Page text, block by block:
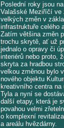
Poslední roky jsou
Valašské Meziříčí ve
velkých změn v
infrastruktuře celého
Zatím většina změn
trochu skrytě, ať už
jednalo o opravy či
interiérů nebo proto,
skryta za hradbou
velkou změnou bylo
nového objektu
kreativního centra
Tyla a nyní se
další etapy, která je
povahou velmi
o komplexní
a areálu hvězdárny.